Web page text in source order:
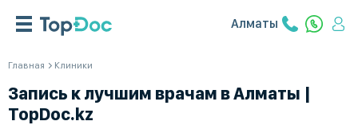
Алматы
Главная Клиники
Запись к лучшим врачам в Алматы |
TopDoc.kz